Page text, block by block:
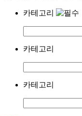
카테고리
카테고리
카테고리